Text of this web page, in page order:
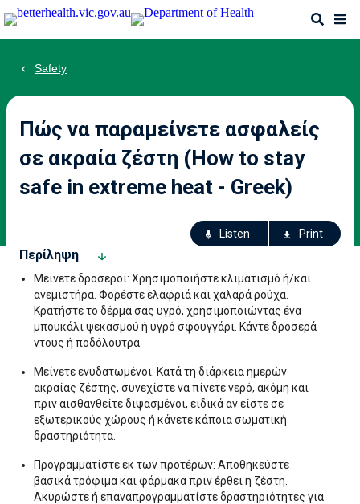
Skip
to
Search
Safety
Πώς να παραμείνετε ασφαλείς
σε ακραία ζέστη (How to stay
safe in extreme heat - Greek)
Listen Print
Περίληψη
Μείνετε δροσεροί: Χρησιμοποιήστε κλιματισμό ή/και
ανεμιστήρα. Φορέστε ελαφριά και χαλαρά ρούχα.
Κρατήστε το δέρμα σας υγρό, χρησιμοποιώντας ένα
μπουκάλι ψεκασμού ή υγρό σφουγγάρι. Κάντε δροσερά
ντους ή ποδόλουτρα.
Μείνετε ενυδατωμένοι: Κατά τη διάρκεια ημερών
ακραίας ζέστης, συνεχίστε να πίνετε νερό, ακόμη και
πριν αισθανθείτε διψασμένοι, ειδικά αν είστε σε
εξωτερικούς χώρους ή κάνετε κάποια σωματική
δραστηριότητα.
Προγραμματίστε εκ των προτέρων: Αποθηκεύστε
βασικά τρόφιμα και φάρμακα πριν έρθει η ζέστη.
Ακυρώστε ή επαναπρογραμματίστε δραστηριότητες για